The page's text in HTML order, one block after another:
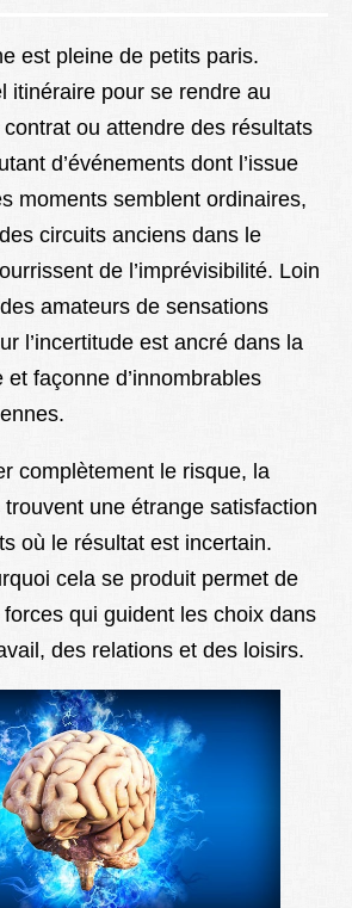
est pleine de petits paris.
itinéraire pour se rendre au
ou attendre des résultats
d’événements dont l’issue
moments semblent ordinaires,
circuits anciens dans le
de l’imprévisibilité. Loin
des amateurs de sensations
l’incertitude est ancré dans la
et façonne d’innombrables
complètement le risque, la
une étrange satisfaction
où le résultat est incertain.
cela se produit permet de
qui guident les choix dans
des relations et des loisirs.